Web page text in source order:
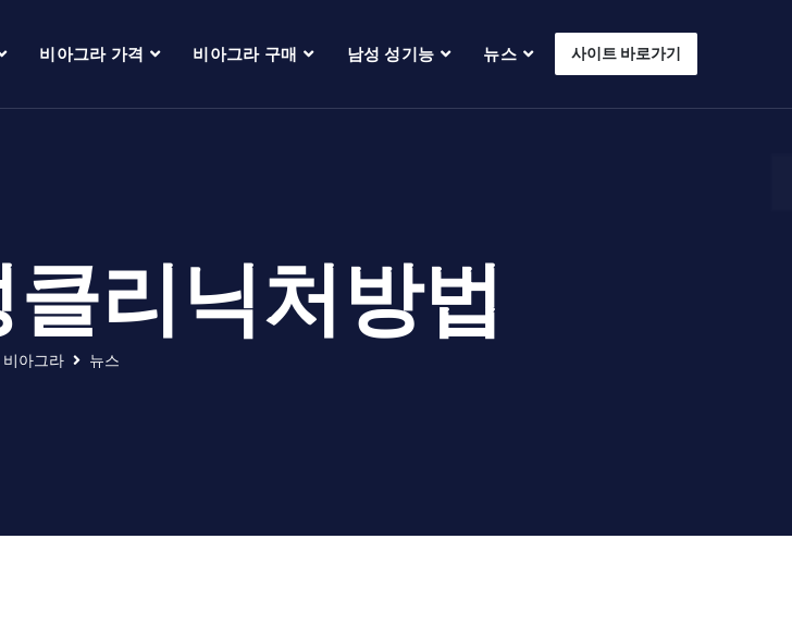
비아그라 가격 비아그라 구매 남성 성기능 뉴스 사이트 바로가기
리닉처방법
비아그라 뉴스